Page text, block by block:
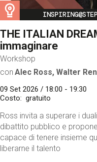
Image
INSPIRING@STEP
THE ITALIAN
immaginare
Workshop
con Alec Ross, Walter
09 Set 2026 / 18:00 - 19:30
Costo
gratuito
Ross invita a superare i
dibattito pubblico e
capace di tenere insieme
liberarne il talento